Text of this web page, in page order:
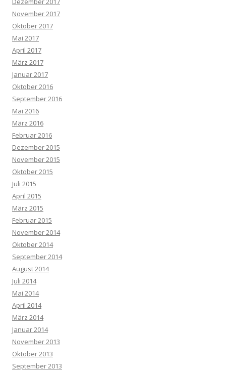
November 2017
Oktober 2017
Mai 2017
April 2017
März 2017
Januar 2017
Oktober 2016
September 2016
Mai 2016
März 2016
Februar 2016
Dezember 2015
November 2015
Oktober 2015
Juli 2015
April 2015
März 2015
Februar 2015
November 2014
Oktober 2014
September 2014
August 2014
Juli 2014
Mai 2014
April 2014
März 2014
Januar 2014
November 2013
Oktober 2013
September 2013